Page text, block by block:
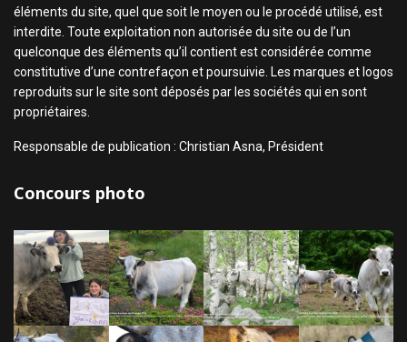
éléments du site, quel que soit le moyen ou le procédé utilisé, est
interdite. Toute exploitation non autorisée du site ou de l’un
quelconque des éléments qu’il contient est considérée comme
constitutive d’une contrefaçon et poursuivie. Les marques et logos
reproduits sur le site sont déposés par les sociétés qui en sont
propriétaires.
Responsable de publication : Christian Asna, Président
Concours photo